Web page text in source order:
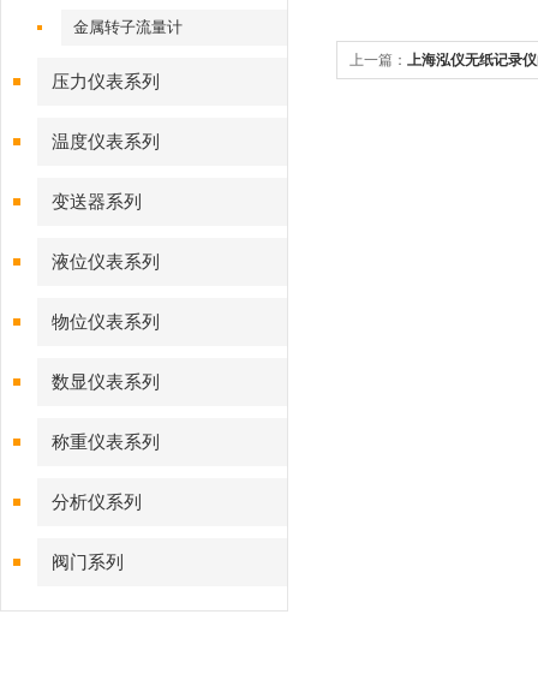
金属转子流量计
压力仪表系列
温度仪表系列
变送器系列
液位仪表系列
物位仪表系列
数显仪表系列
称重仪表系列
分析仪系列
阀门系列
上一篇： 上海泓仪无纸记录